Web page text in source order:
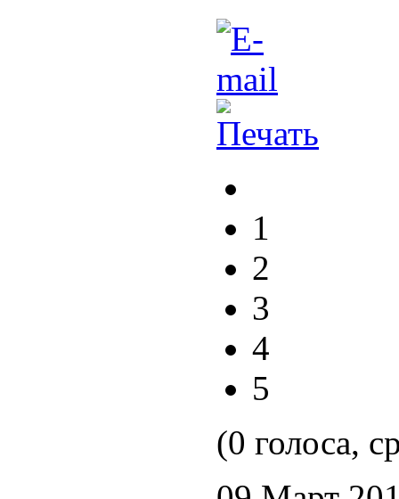
1
2
3
4
5
(0 голоса,